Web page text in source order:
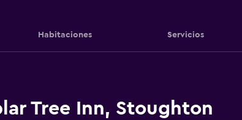
Habitaciones Servicios
Tree Inn, Stoughton